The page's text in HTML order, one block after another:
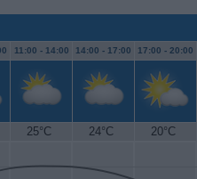
11:00 - 14:00 14:00 - 17:00 17:00 - 20:00
25°C 24°C 20°C